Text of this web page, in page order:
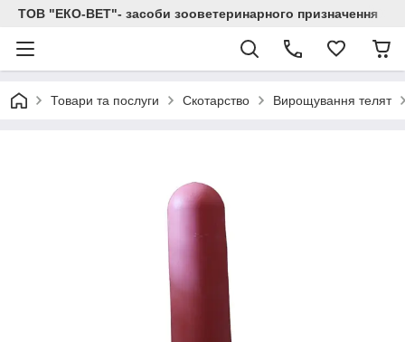
ТОВ "ЕКО-ВЕТ"- засоби зооветеринарного призначення
Товари та послуги Скотарство Вирощування телят